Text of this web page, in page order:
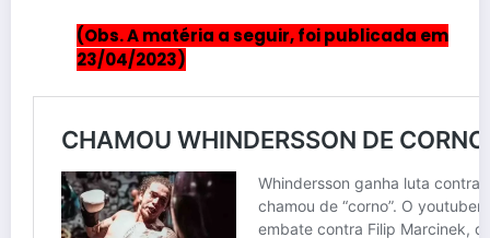
(Obs. A matéria a seguir, foi publicada em
23/04/2023)